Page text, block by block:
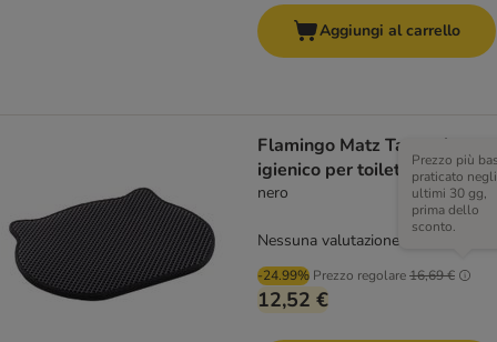
Aggiungi al carrello
Flamingo Matz Tappetino
igienico per toilette
nero
-24.99% Prezzo regolare16,69 €
Prezzo più
praticato negli
ultimi 30 gg,
prima dello
sconto.
12,52 €
Nessuna valutazione